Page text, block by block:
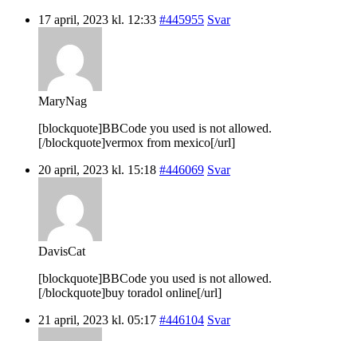
17 april, 2023 kl. 12:33 #445955 Svar
MaryNag
[blockquote]BBCode you used is not allowed.
[/blockquote]vermox from mexico[/url]
20 april, 2023 kl. 15:18 #446069 Svar
DavisCat
[blockquote]BBCode you used is not allowed.
[/blockquote]buy toradol online[/url]
21 april, 2023 kl. 05:17 #446104 Svar